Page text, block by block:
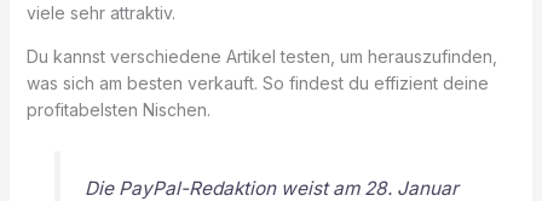
viele sehr attraktiv.
Du kannst verschiedene Artikel testen, um herauszufinden,
was sich am besten verkauft. So findest du effizient deine
profitabelsten Nischen.
Die PayPal-Redaktion weist am 28. Januar